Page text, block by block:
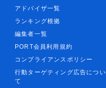
アドバイザ一覧
ランキング根拠
編集者一覧
PORT会員利用規約
コンプライアンスポリシー
行動ターゲティング広告につい
て